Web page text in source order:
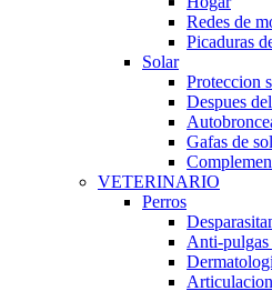
Redes de
Picaduras
Solar
Proteccion
Despues
Gafas de
VETERINARIO
Perros
Anti-pulgas